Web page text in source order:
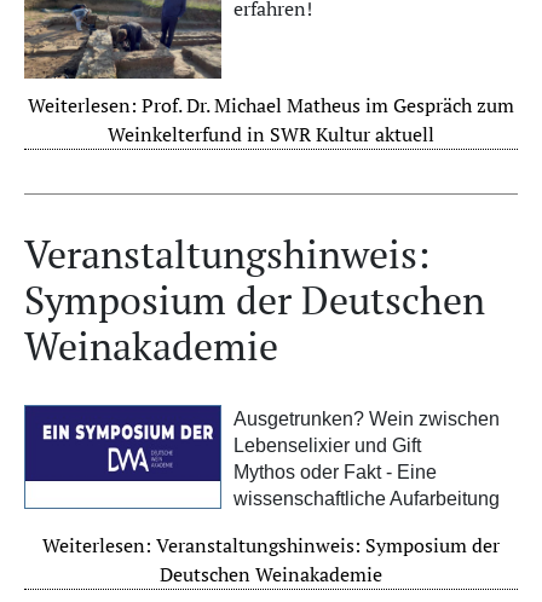
erfahren!
Weiterlesen: Prof. Dr. Michael Matheus im Gespräch zum
Weinkelterfund in SWR Kultur aktuell
Veranstaltungshinweis:
Symposium der Deutschen
Weinakademie
Ausgetrunken? Wein zwischen
Lebenselixier und Gift
Mythos oder Fakt - Eine
wissenschaftliche Aufarbeitung
Weiterlesen: Veranstaltungshinweis: Symposium der
Deutschen Weinakademie